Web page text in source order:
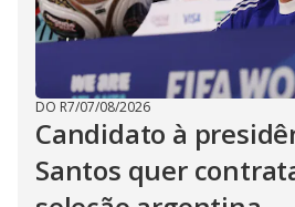
DO R7/07/08/2026
Candidato à
Santos quer